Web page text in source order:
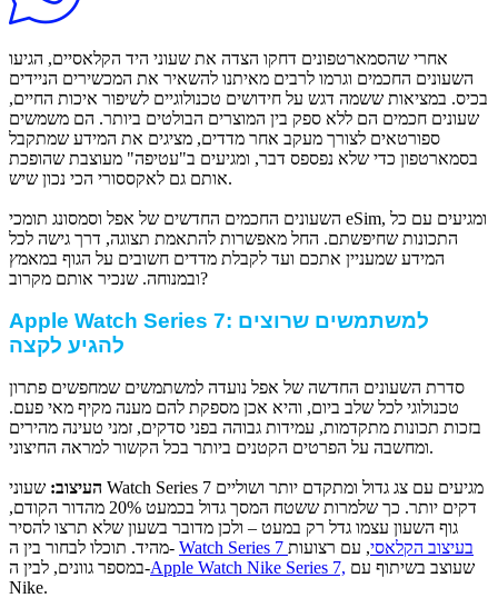
אחרי שהסמארטפונים דחקו הצדה את שעוני היד הקלאסיים, הגיעו
השעונים החכמים וגרמו לרבים מאיתנו להשאיר את המכשירים הניידים
בכיס. במציאות ששמה דגש על חידושים טכנולוגיים לשיפור איכות החיים,
שעונים חכמים הם ללא ספק בין המוצרים הבולטים ביותר. הם משמשים
ספורטאים לצורך מעקב אחר מדדים, מציגים את המידע שמתקבל
בסמארטפון כדי שלא נפספס דבר, ומגיעים ב"עטיפה" מעוצבת שהופכת
אותם גם לאקססורי הכי נכון שיש.
השעונים החכמים החדשים של אפל וסמסונג תומכי eSim, ומגיעים עם כל
התכונות שחיפשתם. החל מאפשרות להתאמת תצוגה, דרך גישה לכל
המידע שמעניין אתכם ועד לקבלת מדדים חשובים על הגוף במאמץ
ובמנוחה. שנכיר אותם מקרוב?
Apple Watch Series 7: למשתמשים שרוצים
להגיע לקצה
סדרת השעונים החדשה של אפל נועדה למשתמשים שמחפשים פתרון
טכנולוגי לכל שלב ביום, והיא אכן מספקת להם מענה מקיף מאי פעם.
בזכות תכונות מתקדמות, עמידות גבוהה בפני סדקים, זמני טעינה מהירים
ומחשבה על הפרטים הקטנים ביותר בכל הקשור למראה החיצוני.
העיצוב: שעוני Watch Series 7 מגיעים עם צג גדול ומתקדם יותר ושוליים
דקים יותר. כך שלמרות ששטח המסך גדול בכמעט 20% מהדור הקודם,
גוף השעון עצמו גדל רק במעט – ולכן מדובר בשעון שלא תרצו להסיר
מהיד. תוכלו לבחור בין ה-
Watch Series 7 בעיצוב הקלאסי, עם רצועות
במספר גוונים, לבין ה-Apple Watch Nike Series 7,
Nike.